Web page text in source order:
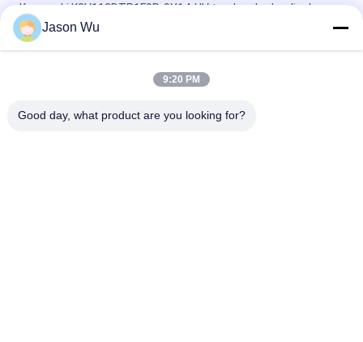
Kawasaki K3V112DTP1F9R-9Y14-HV tandem hydraulische
zuiger hoofdpomp
Parker heavy-duty hogedruk axiale zuigerpomp met variabel
Jason Wu
9:20 PM
Good day, what product are you looking for?